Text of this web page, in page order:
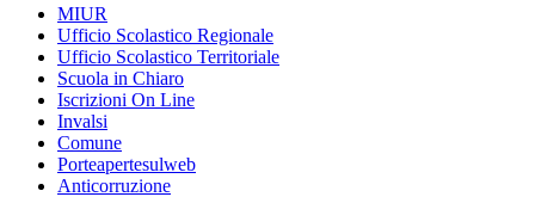
MIUR
Ufficio Scolastico Regionale
Ufficio Scolastico Territoriale
Scuola in Chiaro
Iscrizioni On Line
Invalsi
Comune
Porteapertesulweb
Anticorruzione